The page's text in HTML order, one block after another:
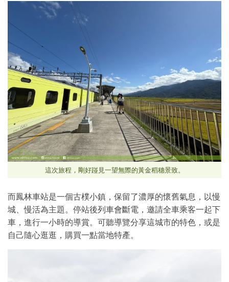
這次旅程，剛好踫見一望無際的黃金稻穗景致。
而鳳林車站是一個古樸小鎮，保留了濃厚的懷舊氣息，以慢
城、慢活為主題。停站後列車會斷電，邀請全車乘客一起下
車，進行一小時的導賞。可聽導覽分享這城市的特色，或是
自己隨心逛逛，購買一點當地特產。